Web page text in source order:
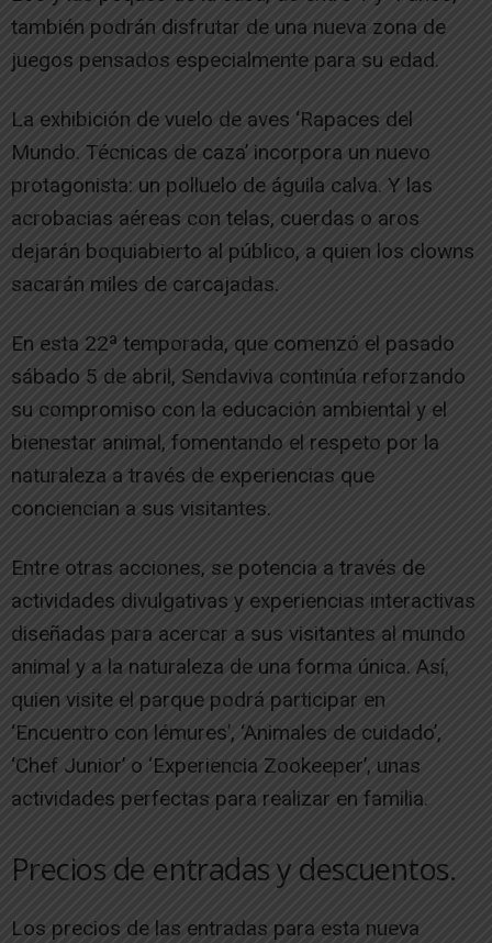
también podrán disfrutar de una nueva zona de
juegos pensados especialmente para su edad.
La exhibición de vuelo de aves ‘Rapaces del
Mundo. Técnicas de caza’ incorpora un nuevo
protagonista: un polluelo de águila calva. Y las
acrobacias aéreas con telas, cuerdas o aros
dejarán boquiabierto al público, a quien los clowns
sacarán miles de carcajadas.
En esta 22ª temporada, que comenzó el pasado
sábado 5 de abril, Sendaviva continúa reforzando
su compromiso con la educación ambiental y el
bienestar animal, fomentando el respeto por la
naturaleza a través de experiencias que
conciencian a sus visitantes.
Entre otras acciones, se potencia a través de
actividades divulgativas y experiencias interactivas
diseñadas para acercar a sus visitantes al mundo
animal y a la naturaleza de una forma única. Así,
quien visite el parque podrá participar en
‘Encuentro con lémures’, ‘Animales de cuidado’,
‘Chef Junior’ o ‘Experiencia Zookeeper’, unas
actividades perfectas para realizar en familia.
Precios de entradas y descuentos.
Los precios de las entradas para esta nueva